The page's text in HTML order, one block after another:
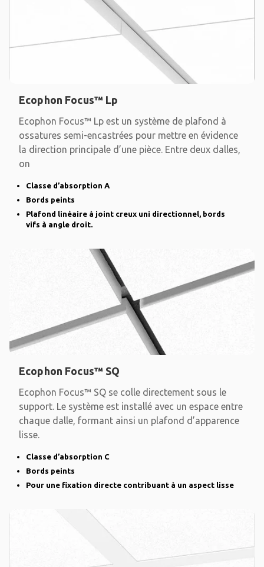
Ecophon Focus™ Lp
Ecophon Focus™ Lp est un système de plafond à
ossatures semi-encastrées pour mettre en évidence
la direction principale d’une pièce. Entre deux dalles,
on
Classe d’absorption A
Bords peints
Plafond linéaire à joint creux uni directionnel, bords
vifs à angle droit.
Ecophon Focus™ SQ
Ecophon Focus™ SQ se colle directement sous le
support. Le système est installé avec un espace entre
chaque dalle, formant ainsi un plafond d’apparence
lisse.
Classe d’absorption C
Bords peints
Pour une fixation directe contribuant à un aspect lisse